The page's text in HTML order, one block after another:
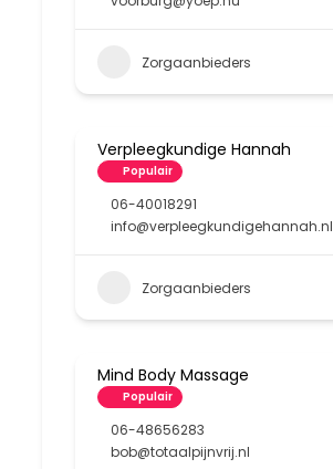
Zorgaanbieders
Verpleegkundige Hannah
Populair
06-40018291
info@verpleegkundigehannah.nl
Zorgaanbieders
Mind Body Massage
Populair
06-48656283
bob@totaalpijnvrij.nl